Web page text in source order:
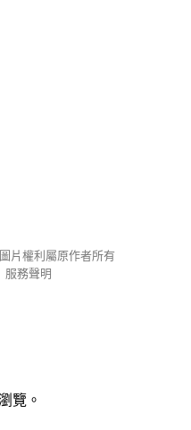
片權利屬原作者所有
服務聲明
覽。